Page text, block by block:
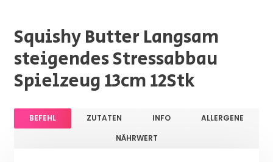
Squishy Butter Langsam
steigendes Stressabbau
Spielzeug 13cm 12Stk
BEFEHL ZUTATEN INFO
ALLERGENE
NÄHRWERT